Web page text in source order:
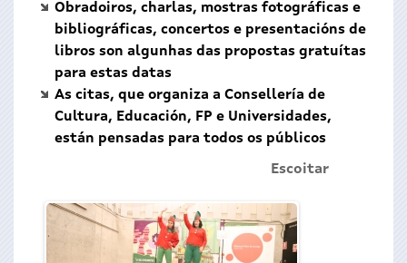
Obradoiros, charlas, mostras fotográficas e
bibliográficas, concertos e presentacións de
libros son algunhas das propostas gratuítas
para estas datas
As citas, que organiza a Consellería de
Cultura, Educación, FP e Universidades,
están pensadas para todos os públicos
Escoitar